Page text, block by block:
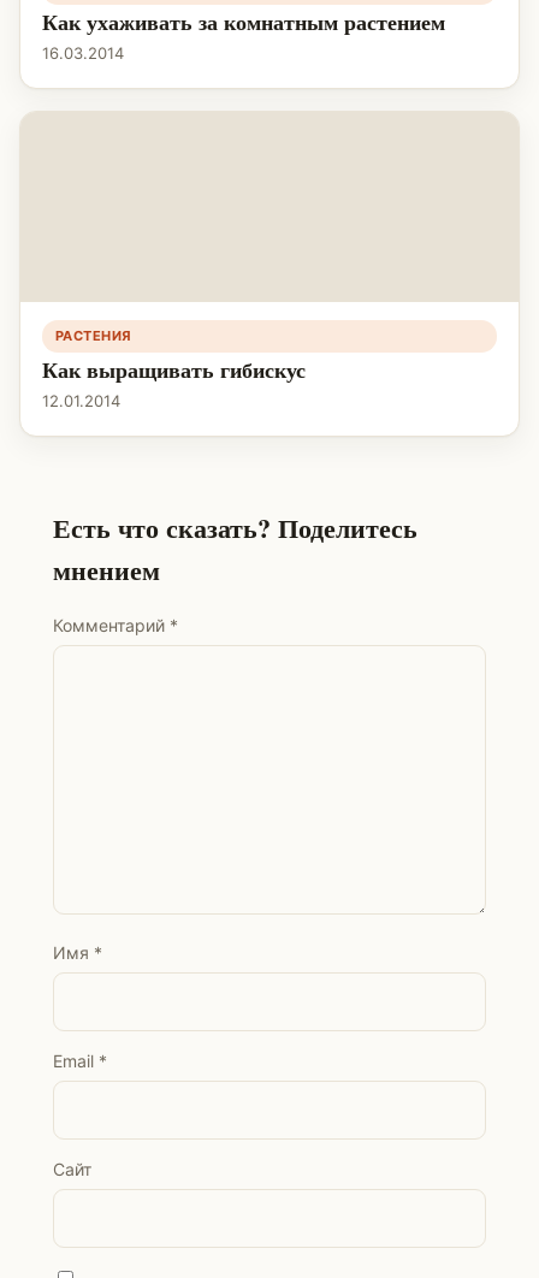
Как ухаживать за комнатным растением
16.03.2014
РАСТЕНИЯ
Как выращивать гибискус
12.01.2014
Есть что сказать? Поделитесь
мнением
Комментарий *
Имя *
Email *
Сайт